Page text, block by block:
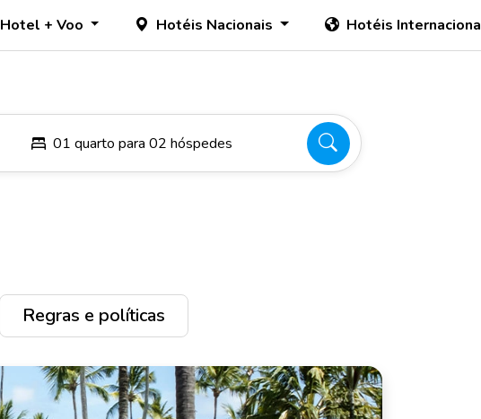
Hotel + Voo Hotéis Nacionais Hotéis
01 quarto para 02 hóspedes
Regras e políticas